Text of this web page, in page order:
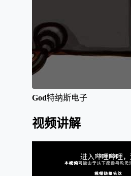
God特纳斯电子
视频讲解